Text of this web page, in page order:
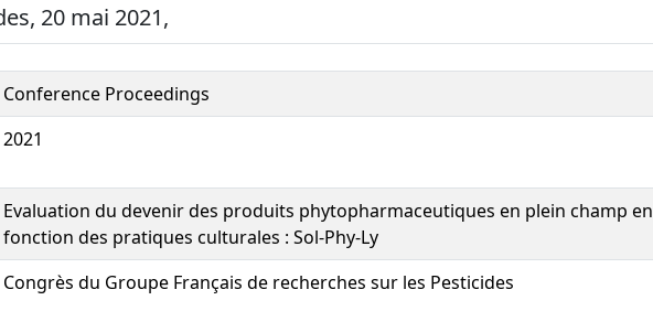
20 mai 2021,
Conference Proceedings
2021
Evaluation du devenir des produits phytopharmaceutiques en plein champ en
fonction des pratiques culturales : Sol-Phy-Ly
Congrès du Groupe Français de recherches sur les Pesticides